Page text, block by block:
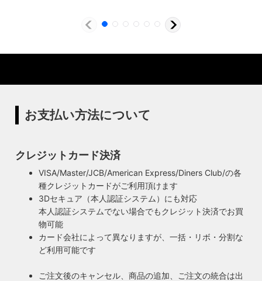
製造からアフターフォローまで自店で行う一貫
リジナル照明の製造、販売から納品、修理などのアフタフォ
ています。ハンドメイドによる小規模生産により、他にはな
い渋くてかっこいいヴィンテージスタイル照明をご提案して
ットを使用
縁体）が使われていることです。エジソンが電球を発明した
100年以上前からこの形状は変わらず、現地アメリカで今な
お支払い方法について
クレジットカード決済
VISA/Master/JCB/American Express/Diners Club/の各
種クレジットカードがご利用頂けます
3Dセキュア（本人認証システム）にも対応
本人認証システムでない場合でもクレジット決済でお買
物可能
カード会社によって異なりますが、一括・リボ・分割な
ど利用可能です
ご注文後のキャンセル、商品の追加、ご注文の統合は出